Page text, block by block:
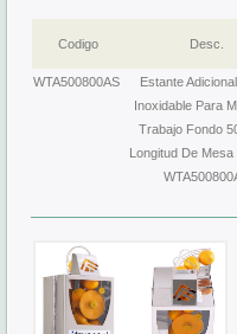
Codigo Desc.
WTA500800AS
Estante
Inoxidable Para
Trabajo Fondo
Longitud De Mesa